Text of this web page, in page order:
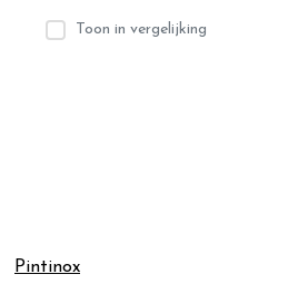
Toon in vergelijking
Pintinox